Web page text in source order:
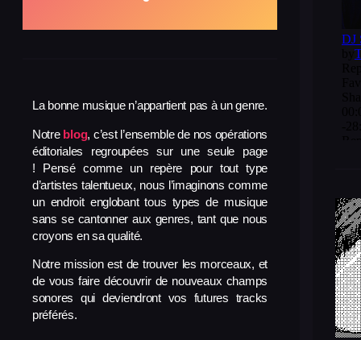
La bonne musique n’appartient pas à un genre.
Notre blog, c’est l’ensemble de nos opérations
éditoriales regroupées sur une seule page
! Pensé comme un repère pour tout type
d’artistes talentueux, nous l’imaginons comme
un endroit englobant tous types de musique
sans se cantonner aux genres, tant que nous
croyons en sa qualité.
Notre mission est de trouver les morceaux, et
de vous faire découvrir de nouveaux champs
sonores qui deviendront vos futures tracks
préférés.